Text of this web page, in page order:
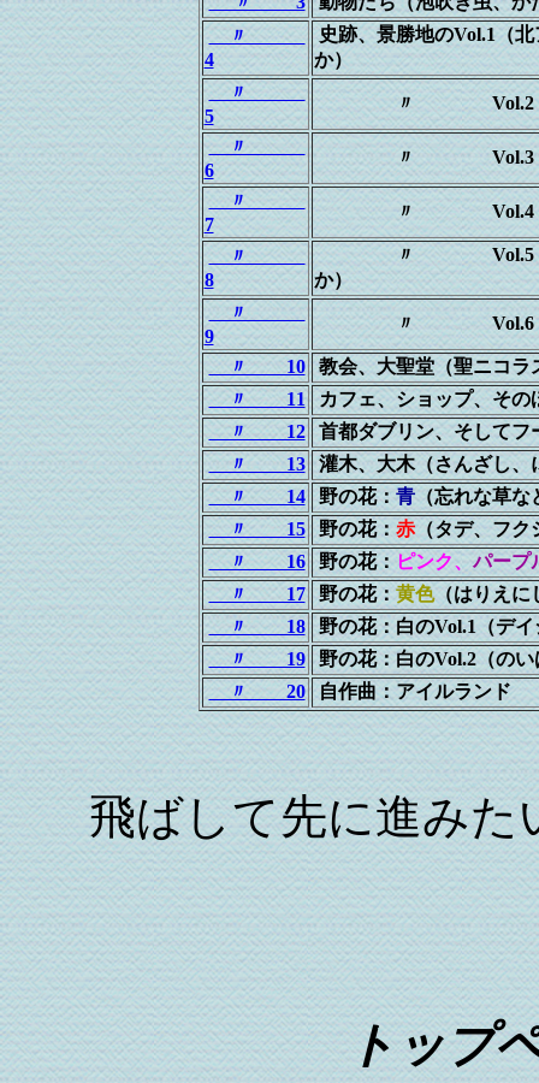
〃
4
史跡、景勝地のVol.1（
か）
〃
5
〃 Vol.2（コネマ
〃
6
〃 Vol.3（巨人の
〃
7
〃 Vol.4（リング
〃
8
〃 Vol.5（ロック
か）
〃
9
〃 Vol.6（アボカ
〃 10
教会、大聖堂（聖ニコラ
〃 11
カフェ、ショップ、その
〃 12
首都ダブリン、そしてフ
〃 13 灌木、大木（さんざし、
〃 14
野の花： 青（忘れな草な
〃 15
野の花： 赤（タデ、フク
〃 16
野の花： ピンク、パープ
〃 17
野の花： 黄色（はりえに
〃 18
野の花：白のVol.1（デ
〃 19 野の花：白のVol.2（の
〃 20 自作曲：アイルランド
飛ばして先に進みた
トッ